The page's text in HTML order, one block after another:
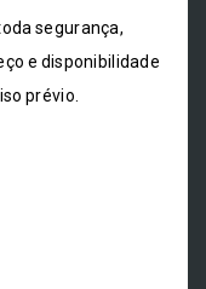
segurança,
e disponibilidade
prévio.